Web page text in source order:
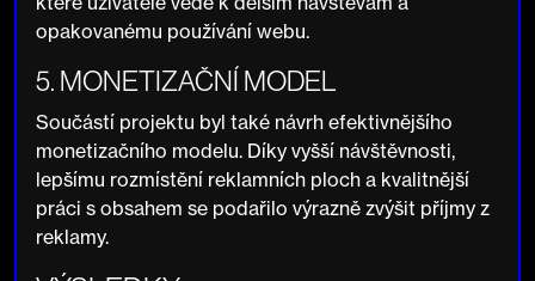
opakovanému používání webu.
5. MONETIZAČNÍ MODEL
Součástí projektu byl také návrh efektivnějšího
monetizačního modelu. Díky vyšší návštěvnosti,
lepšímu rozmístění reklamních ploch a kvalitnější
práci s obsahem se podařilo výrazně zvýšit příjmy z
reklamy.